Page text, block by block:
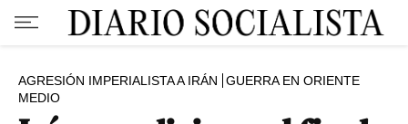
AGRESIÓN IMPERIALISTA A IRÁN
GUERRA EN ORIENTE
MEDIO